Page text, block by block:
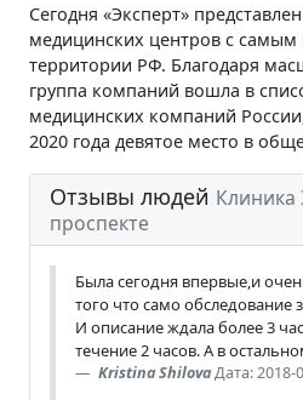
Сегодня «Эксперт»
медицинских центров с
территории РФ. Благодаря
группа компаний вошла в
медицинских компаний
2020 года девятое место в
Отзывы людей Клиника
проспекте
Была сегодня впервые,и
того что само обследование
И описание ждала более 3
течение 2 часов. А в
Kristina ShilovaДата: 2018-